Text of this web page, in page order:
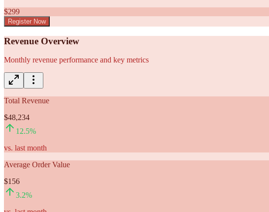
$299
Register Now
Revenue Overview
Monthly revenue performance and key metrics
Total Revenue
$48,234
12.5%
vs. last month
Average Order Value
$156
3.2%